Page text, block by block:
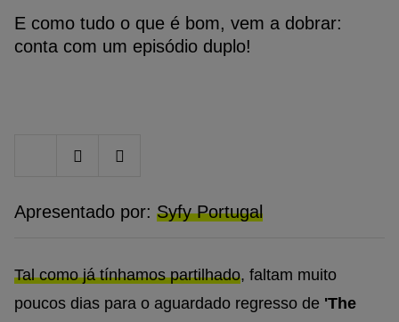
E como tudo o que é bom, vem a dobrar:
conta com um episódio duplo!
ShareShare Share
Apresentado por: Syfy Portugal
Tal como já tínhamos partilhado, faltam muito
poucos dias para o aguardado regresso de 'The